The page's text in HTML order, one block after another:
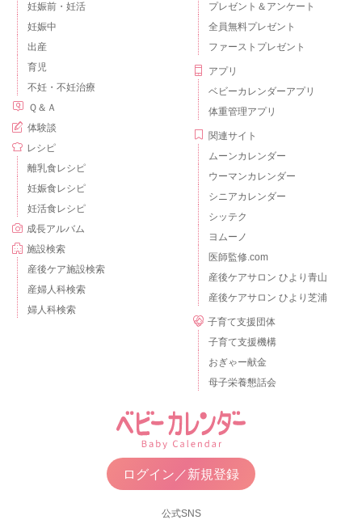
妊娠前・妊活
妊娠中
出産
育児
不妊・不妊治療
Ｑ＆Ａ
体験談
レシピ
離乳食レシピ
妊娠食レシピ
妊活食レシピ
成長アルバム
施設検索
産後ケア施設検索
産婦人科検索
婦人科検索
プレゼント＆アンケート
全員無料プレゼント
ファーストプレゼント
アプリ
ベビーカレンダーアプリ
体重管理アプリ
関連サイト
ムーンカレンダー
ウーマンカレンダー
シニアカレンダー
シッテク
ヨムーノ
医師監修.com
産後ケアサロン ひより青山
産後ケアサロン ひより芝浦
子育て支援団体
子育て支援機構
おぎゃー献金
母子栄養懇話会
ログイン／新規登録
公式SNS